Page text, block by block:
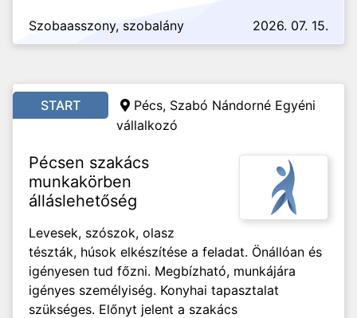
Szobaasszony, szobalány 2026. 07. 15.
START
Pécs, Szabó Nándorné Egyéni
vállalkozó
Pécsen szakács
munkakörben
álláslehetőség
Levesek, szószok, olasz
tészták, húsok elkészítése a feladat. Önállóan és
igényesen tud főzni. Megbízható, munkájára
igényes személyiség. Konyhai tapasztalat
szükséges. Előnyt jelent a szakács